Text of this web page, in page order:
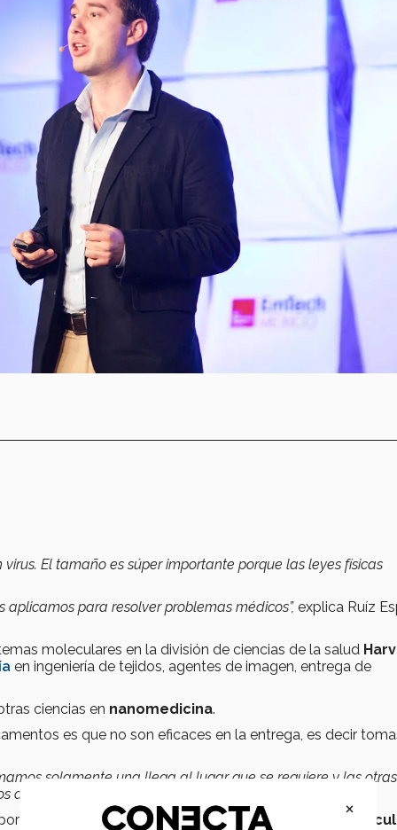
El tamaño es súper importante porque las leyes físicas
para resolver problemas médicos”, explica Ruíz
moleculares en la división de ciencias de la salud
en ingeniería de tejidos, agentes de imagen, entrega de
ciencias en nanomedicina.
es que no son eficaces en la entrega, es decir
solamente una llega al lugar que se requiere y las
ejemplo, encapsular los medicamentos en
×